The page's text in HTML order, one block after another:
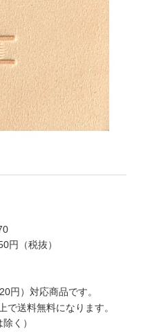
（税抜）
円）対応商品です。
送料無料になります。
く）